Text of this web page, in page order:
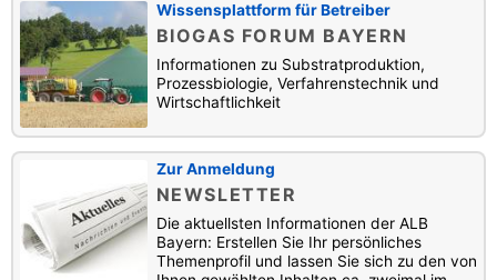
Wissensplattform für Betreiber
BIOGAS FORUM BAYERN
Informationen zu Substratproduktion,
Prozessbiologie, Verfahrenstechnik und
Wirtschaftlichkeit
Zur Anmeldung
NEWSLETTER
Die aktuellsten Informationen der ALB
Bayern: Erstellen Sie Ihr persönliches
Themenprofil und lassen Sie sich zu den von